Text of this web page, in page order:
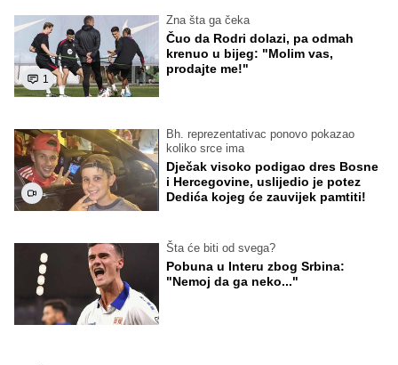
1
Zna šta ga čeka
Čuo da Rodri dolazi, pa odmah
krenuo u bijeg: "Molim vas,
prodajte me!"
Bh. reprezentativac ponovo pokazao
koliko srce ima
Dječak visoko podigao dres Bosne
i Hercegovine, uslijedio je potez
Dedića kojeg će zauvijek pamtiti!
Šta će biti od svega?
Pobuna u Interu zbog Srbina:
"Nemoj da ga neko..."